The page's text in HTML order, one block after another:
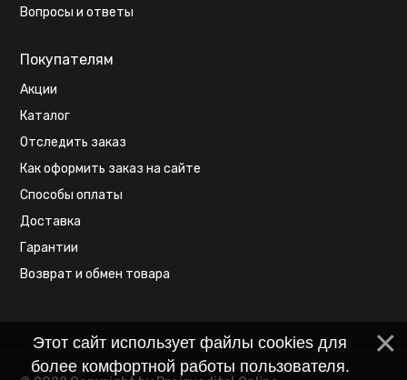
Вопросы и ответы
Покупателям
Акции
Каталог
Отследить заказ
Как оформить заказ на сайте
Способы оплаты
Доставка
Гарантии
Возврат и обмен товара
Этот сайт использует файлы cookies для
более комфортной работы пользователя.